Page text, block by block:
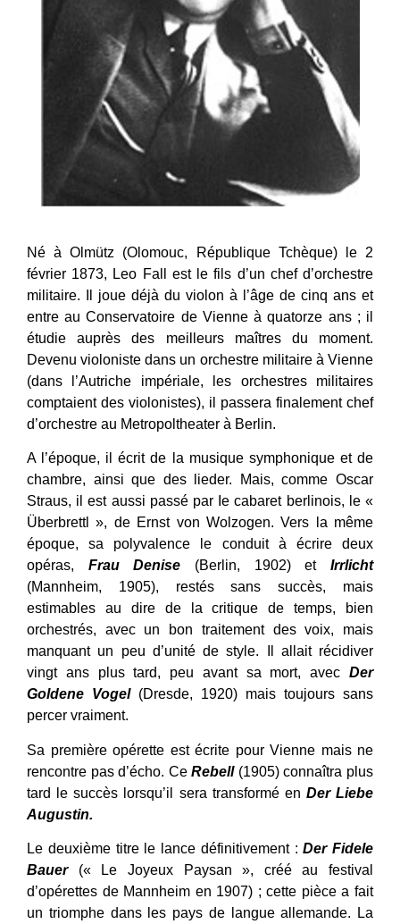
Né à Olmütz (Olomouc, République Tchèque) le 2
février 1873, Leo Fall est le fils d’un chef d’orchestre
militaire. Il joue déjà du violon à l’âge de cinq ans et
entre au Conservatoire de Vienne à quatorze ans ; il
étudie auprès des meilleurs maîtres du moment.
Devenu violoniste dans un orchestre militaire à Vienne
(dans l’Autriche impériale, les orchestres militaires
comptaient des violonistes), il passera finalement chef
d’orchestre au Metropoltheater à Berlin.
A l’époque, il écrit de la musique symphonique et de
chambre, ainsi que des lieder. Mais, comme Oscar
Straus, il est aussi passé par Ie cabaret berlinois, le «
Überbrettl », de Ernst von Wolzogen. Vers la même
époque, sa polyvalence le conduit à écrire deux
opéras, Frau Denise (Berlin, 1902) etIrrlicht
(Mannheim, 1905), restés sans succès, mais
estimables au dire de la critique de temps, bien
orchestrés, avec un bon traitement des voix, mais
manquant un peu d’unité de style. Il allait récidiver
vingt ans plus tard, peu avant sa mort, avec Der
Goldene Vogel (Dresde, 1920) mais toujours sans
percer vraiment.
Sa première opérette est écrite pour Vienne mais ne
rencontre pas d’écho. CeRebell(1905) connaîtra plus
tard le succès lorsqu’il sera transformé en Der Liebe
Augustin.
Le deuxième titre le lance définitivement :Der Fidele
Bauer(« Le Joyeux Paysan », créé au festival
d’opérettes de Mannheim en 1907) ; cette pièce a fait
un triomphe dans les pays de langue allemande. La